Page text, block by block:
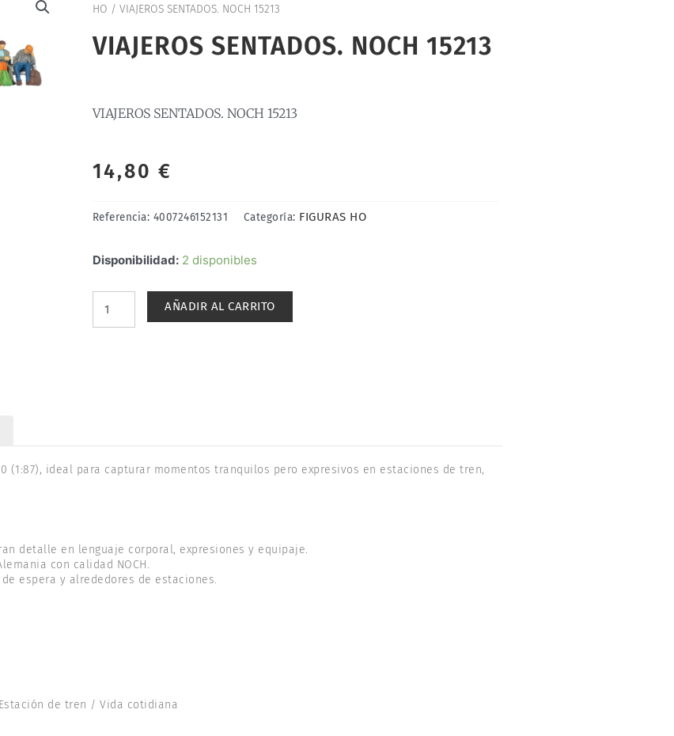
HO / VIAJEROS SENTADOS. NOCH 15213
VIAJEROS SENTADOS. NOCH 15213
VIAJEROS SENTADOS. NOCH 15213
14,80 €
Referencia: 4007246152131 Categoría: FIGURAS HO
Disponibilidad: 2 disponibles
VIAJEROS
15213
AÑADIR AL CARRITO
(1:87), ideal para capturar momentos tranquilos pero expresivos en estaciones de tren,
detalle en lenguaje corporal, expresiones y equipaje.
con calidad NOCH.
espera y alrededores de estaciones.
de tren / Vida cotidiana